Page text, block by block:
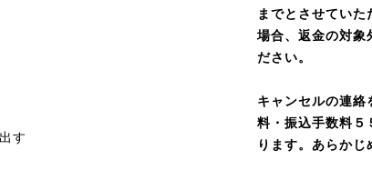
す
までとさせてい
場合、返金の対象
ださい。
キャンセルの連絡
料・振込手数料５
ります。あらか